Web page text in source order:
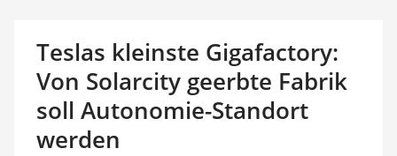
Teslas kleinste Gigafactory:
Von Solarcity geerbte Fabrik
soll Autonomie-Standort
werden